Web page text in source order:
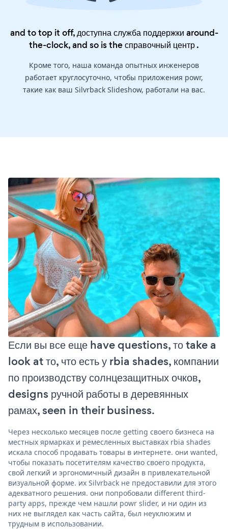
and to top it off, доступна служба поддержки around-
the-clock, and so is theсправочный центр.
Кроме того, наша команда опытных инженеров
работает круглосуточно, чтобы приложения powr,
такие как ваш Silvrback Slideshow, работали на вас.
Если вы все еще have questions, то take a
look at то, что есть у rbia shades, компании
по производству солнцезащитных очков,
designs ручной работы в деревянных
рамах, seen in their business.
Через несколько месяцев после getting своего бизнеса на
местных ярмарках и ремесленных выставках rbia shades
искала способ продавать товары в интернете. они wanted,
чтобы показать посетителям качество своего продукта,
свой легкий и эргономичный дизайн в привлекательной
визуальной форме. их Silvrback не предоставили для этого
адекватного решения. они попробовали different third-
party apps, прежде чем нашли powr slider, и ни один из
них не выглядел как часть сайта, был неуклюжим и
трудным в использовании.